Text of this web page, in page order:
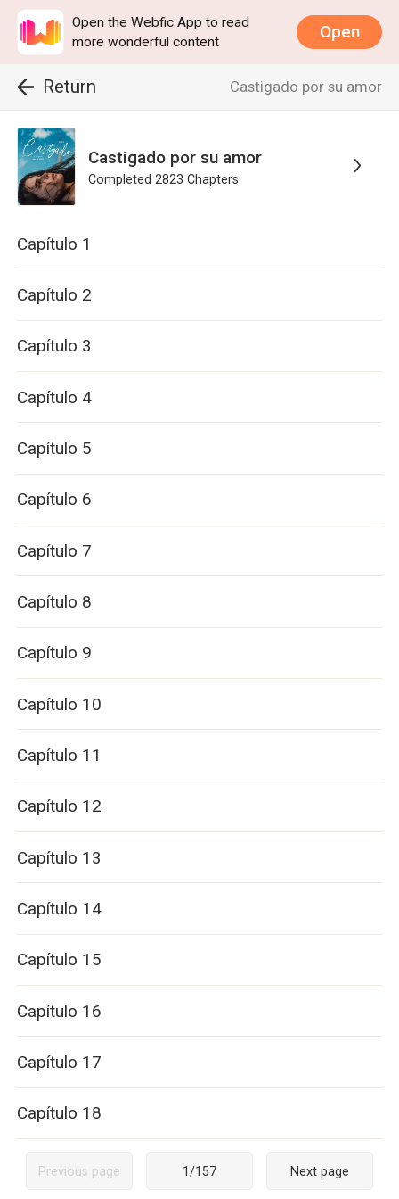
Open the Webfic App to read
more wonderful content
Open
Return Castigado por su amor
Castigado por su amor
Completed 2823 Chapters
Capítulo 1
Capítulo 2
Capítulo 3
Capítulo 4
Capítulo 5
Capítulo 6
Capítulo 7
Capítulo 8
Capítulo 9
Capítulo 10
Capítulo 11
Capítulo 12
Capítulo 13
Capítulo 14
Capítulo 15
Capítulo 16
Capítulo 17
Capítulo 18
Previous page 1/157 Next page